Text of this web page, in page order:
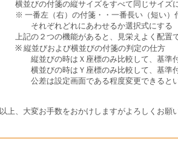
横並びの付箋の縦サイズをすべて同じサイズ
※ 一番左（右）の付箋・・一番長い（短い）
それぞれどれにあわせるか選択式にする
上記の２つの機能があると、見栄えよく配置で
※ 縦並びおよび横並びの付箋の判定の仕方
縦並びの時はＸ座標のみ比較して、基準付
横並びの時はＹ座標のみ比較して、基準付
公差は設定画面である程度変更できるとい
以上、大変お手数をおかけしますがよろしくお願